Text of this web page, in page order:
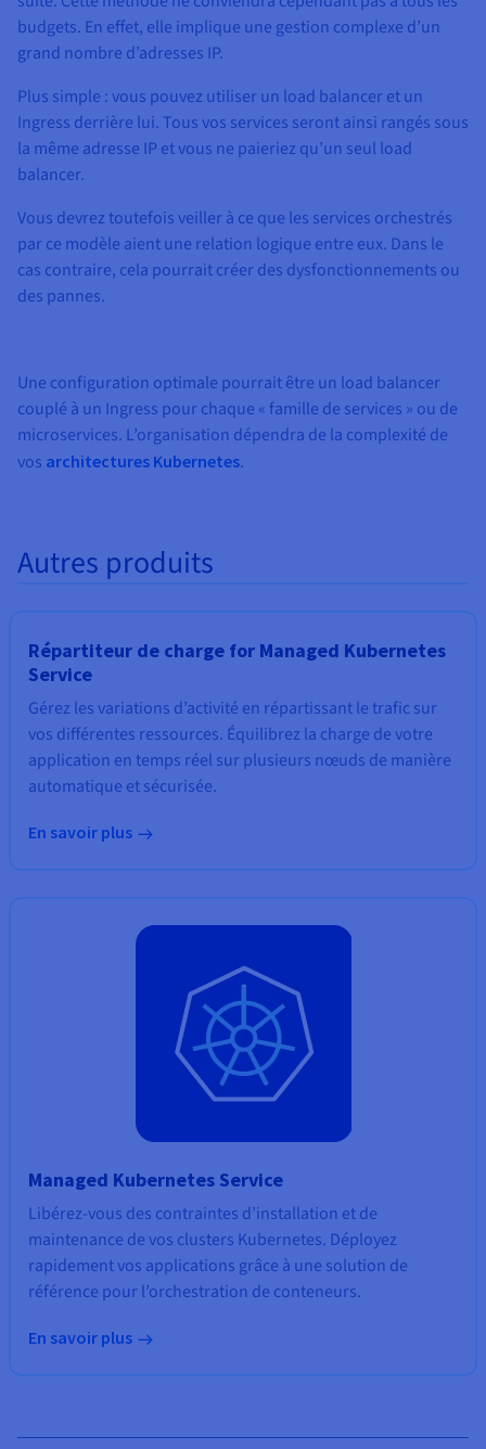
budgets. En effet, elle implique une gestion complexe d’un
grand nombre d’adresses IP.
Plus simple : vous pouvez utiliser un load balancer et un
Ingress derrière lui. Tous vos services seront ainsi rangés sous
la même adresse IP et vous ne paieriez qu’un seul load
balancer.
Vous devrez toutefois veiller à ce que les services orchestrés
par ce modèle aient une relation logique entre eux. Dans le
cas contraire, cela pourrait créer des dysfonctionnements ou
des pannes.
Une configuration optimale pourrait être un load balancer
couplé à un Ingress pour chaque « famille de services » ou de
microservices. L’organisation dépendra de la complexité de
vos architectures Kubernetes.
Autres produits
Répartiteur de charge for Managed Kubernetes
Service
Gérez les variations d’activité en répartissant le trafic sur
vos différentes ressources. Équilibrez la charge de votre
application en temps réel sur plusieurs nœuds de manière
automatique et sécurisée.
En savoir plus
Managed Kubernetes Service
Libérez-vous des contraintes d’installation et de
maintenance de vos clusters Kubernetes. Déployez
rapidement vos applications grâce à une solution de
référence pour l’orchestration de conteneurs.
En savoir plus